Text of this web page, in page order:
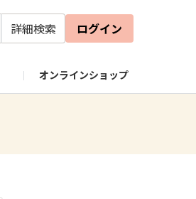
詳細検索 ログイン
オンラインショップ